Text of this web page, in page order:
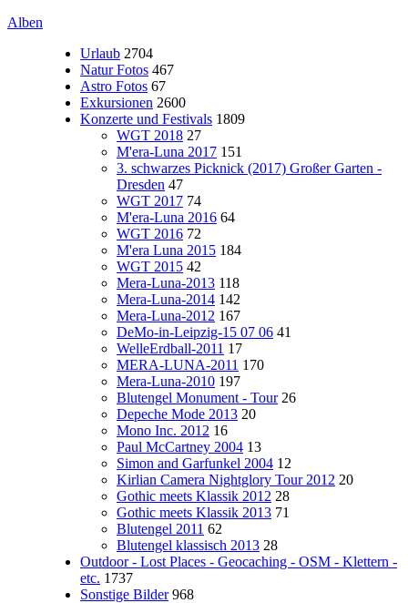
Alben
Urlaub 2704
Natur Fotos 467
Astro Fotos 67
Exkursionen 2600
Konzerte und Festivals 1809
WGT 2018 27
M'era-Luna 2017 151
3. schwarzes Picknick (2017) Großer Garten -
Dresden 47
WGT 2017 74
M'era-Luna 2016 64
WGT 2016 72
M'era Luna 2015 184
WGT 2015 42
Mera-Luna-2013 118
Mera-Luna-2014 142
Mera-Luna-2012 167
DeMo-in-Leipzig-15 07 06 41
WelleErdball-2011 17
MERA-LUNA-2011 170
Mera-Luna-2010 197
Blutengel Monument - Tour 26
Depeche Mode 2013 20
Mono Inc. 2012 16
Paul McCartney 2004 13
Simon and Garfunkel 2004 12
Kirlian Camera Nightglory Tour 2012 20
Gothic meets Klassik 2012 28
Gothic meets Klassik 2013 71
Blutengel 2011 62
Blutengel klassisch 2013 28
Outdoor - Lost Places - Geocaching - OSM - Klettern -
etc. 1737
Sonstige Bilder 968